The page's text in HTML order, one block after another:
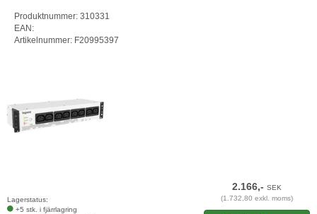
Produktnummer: 310331
EAN:
Artikelnummer: F20995397
Lagerstatus:
+5 stk. i fjärrlagring
2.166,-SEK
(1.732,80 exkl. moms)